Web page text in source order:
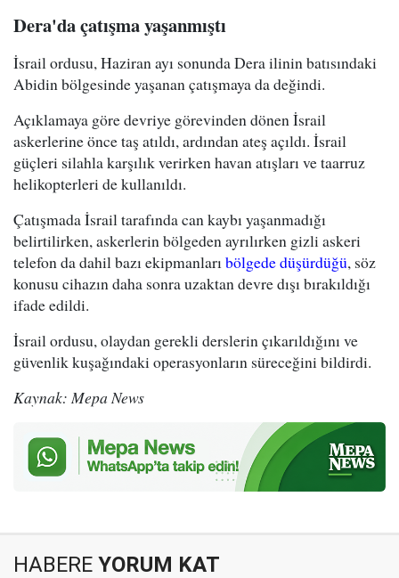
Dera'da çatışma yaşanmıştı
İsrail ordusu, Haziran ayı sonunda Dera ilinin batısındaki
Abidin bölgesinde yaşanan çatışmaya da değindi.
Açıklamaya göre devriye görevinden dönen İsrail
askerlerine önce taş atıldı, ardından ateş açıldı. İsrail
güçleri silahla karşılık verirken havan atışları ve taarruz
helikopterleri de kullanıldı.
Çatışmada İsrail tarafında can kaybı yaşanmadığı
belirtilirken, askerlerin bölgeden ayrılırken gizli askeri
telefon da dahil bazı ekipmanlarıbölgede düşürdüğü, söz
konusu cihazın daha sonra uzaktan devre dışı bırakıldığı
ifade edildi.
İsrail ordusu, olaydan gerekli derslerin çıkarıldığını ve
güvenlik kuşağındaki operasyonların süreceğini bildirdi.
Kaynak: Mepa News
HABERE YORUM KAT